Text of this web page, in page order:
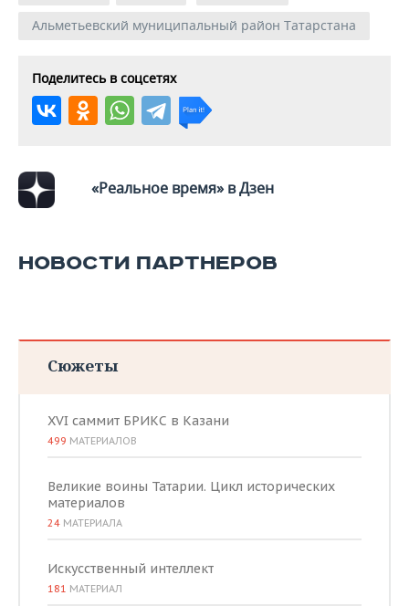
Альметьевский муниципальный район Татарстана
Поделитесь в соцсетях
«Реальное время» в Дзен
НОВОСТИ ПАРТНЕРОВ
Сюжеты
XVI саммит БРИКС в Казани
499 МАТЕРИАЛОВ
Великие воины Татарии. Цикл исторических
материалов
24 МАТЕРИАЛА
Искусственный интеллект
181 МАТЕРИАЛ